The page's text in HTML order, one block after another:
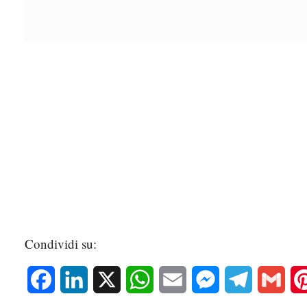
Condividi su:
Facebook LinkedIn WhatsAppEmail MessengerTelegram